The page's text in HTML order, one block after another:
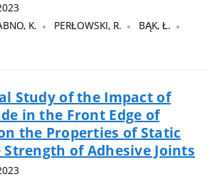
K. PERŁOWSKI, R.
BĄK, Ł.
Study of the Impact of
in the Front Edge of
the Properties of Static
of Adhesive Joints